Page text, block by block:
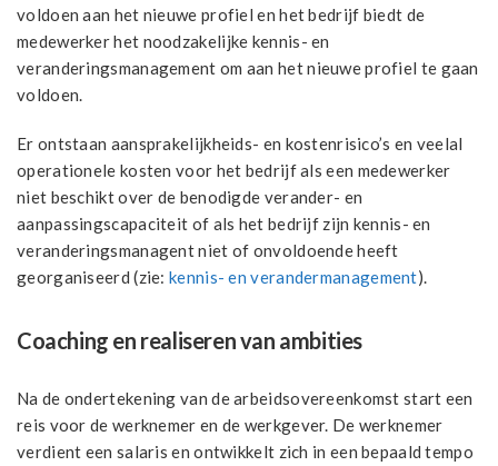
voldoen aan het nieuwe profiel en het bedrijf biedt de
medewerker het noodzakelijke kennis- en
veranderingsmanagement om aan het nieuwe profiel te gaan
voldoen.
Er ontstaan aansprakelijkheids- en kostenrisico’s en veelal
operationele kosten voor het bedrijf als een medewerker
niet beschikt over de benodigde verander- en
aanpassingscapaciteit of als het bedrijf zijn kennis- en
veranderingsmanagent niet of onvoldoende heeft
georganiseerd (zie:kennis- en verandermanagement).
Coaching en realiseren van ambities
Na de ondertekening van de arbeidsovereenkomst start een
reis voor de werknemer en de werkgever. De werknemer
verdient een salaris en ontwikkelt zich in een bepaald tempo